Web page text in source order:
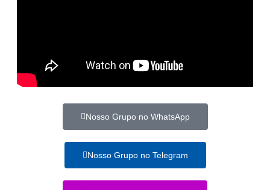
Nosso Grupo no WhatsApp
Nosso Grupo no Telegram